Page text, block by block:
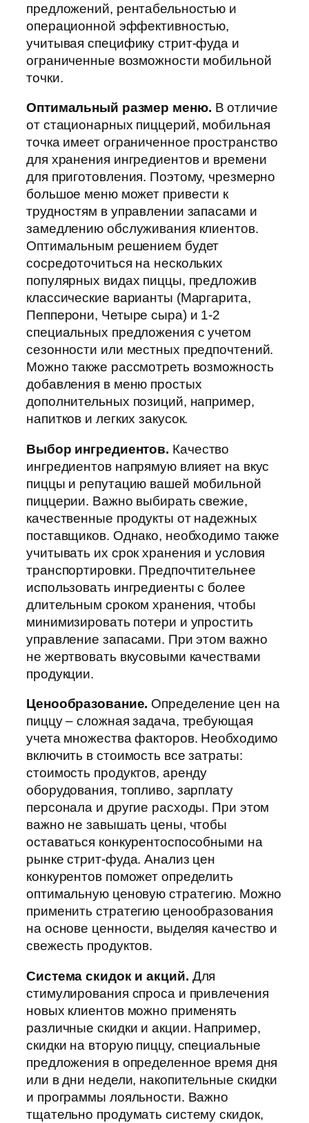
предложений, рентабельностью и
операционной эффективностью,
учитывая специфику стрит-фуда и
ограниченные возможности мобильной
точки.
Оптимальный размер меню. В отличие
от стационарных пиццерий, мобильная
точка имеет ограниченное пространство
для хранения ингредиентов и времени
для приготовления. Поэтому, чрезмерно
большое меню может привести к
трудностям в управлении запасами и
замедлению обслуживания клиентов.
Оптимальным решением будет
сосредоточиться на нескольких
популярных видах пиццы, предложив
классические варианты (Маргарита,
Пепперони, Четыре сыра) и 1-2
специальных предложения с учетом
сезонности или местных предпочтений.
Можно также рассмотреть возможность
добавления в меню простых
дополнительных позиций, например,
напитков и легких закусок.
Выбор ингредиентов. Качество
ингредиентов напрямую влияет на вкус
пиццы и репутацию вашей мобильной
пиццерии. Важно выбирать свежие,
качественные продукты от надежных
поставщиков. Однако, необходимо также
учитывать их срок хранения и условия
транспортировки. Предпочтительнее
использовать ингредиенты с более
длительным сроком хранения, чтобы
минимизировать потери и упростить
управление запасами. При этом важно
не жертвовать вкусовыми качествами
продукции.
Ценообразование. Определение цен на
пиццу – сложная задача, требующая
учета множества факторов. Необходимо
включить в стоимость все затраты:
стоимость продуктов, аренду
оборудования, топливо, зарплату
персонала и другие расходы. При этом
важно не завышать цены, чтобы
оставаться конкурентоспособными на
рынке стрит-фуда. Анализ цен
конкурентов поможет определить
оптимальную ценовую стратегию. Можно
применить стратегию ценообразования
на основе ценности, выделяя качество и
свежесть продуктов.
Система скидок и акций. Для
стимулирования спроса и привлечения
новых клиентов можно применять
различные скидки и акции. Например,
скидки на вторую пиццу, специальные
предложения в определенное время дня
или в дни недели, накопительные скидки
и программы лояльности. Важно
тщательно продумать систему скидок,